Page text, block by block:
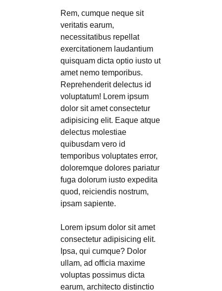
Rem, cumque neque sit
veritatis earum,
necessitatibus repellat
exercitationem laudantium
quisquam dicta optio iusto ut
amet nemo temporibus.
Reprehenderit delectus id
voluptatum! Lorem ipsum
dolor sit amet consectetur
adipisicing elit. Eaque atque
delectus molestiae
quibusdam vero id
temporibus voluptates error,
doloremque dolores pariatur
fuga dolorum iusto expedita
quod, reiciendis nostrum,
ipsam sapiente.
Lorem ipsum dolor sit amet
consectetur adipisicing elit.
Ipsa, qui cumque? Dolor
ullam, ad officia maxime
voluptas possimus dicta
earum, architecto distinctio